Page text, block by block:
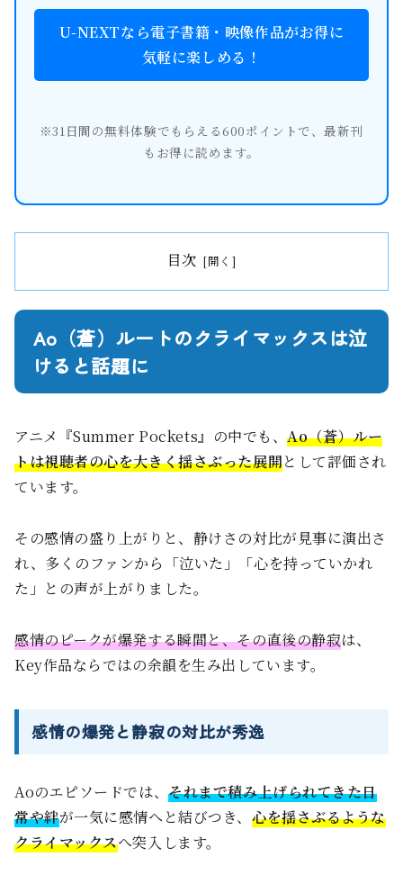
U-NEXTなら電子書籍・映像作品がお得に
気軽に楽しめる！
※31日間の無料体験でもらえる600ポイントで、最新刊
もお得に読めます。
目次
Ao（蒼）ルートのクライマックスは泣
けると話題に
アニメ『Summer Pockets』の中でも、Ao（蒼）ルー
トは視聴者の心を大きく揺さぶった展開として評価され
ています。
その感情の盛り上がりと、静けさの対比が見事に演出さ
れ、多くのファンから「泣いた」「心を持っていかれ
た」との声が上がりました。
感情のピークが爆発する瞬間と、その直後の静寂は、
Key作品ならではの余韻を生み出しています。
感情の爆発と静寂の対比が秀逸
Aoのエピソードでは、それまで積み上げられてきた日
常や絆が一気に感情へと結びつき、 心を揺さぶるような
クライマックスへ突入します。